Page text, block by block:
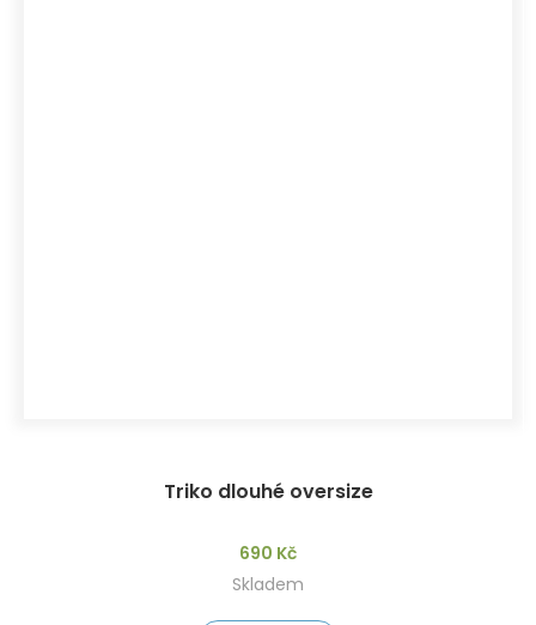
Triko dlouhé oversize
690 Kč
Skladem